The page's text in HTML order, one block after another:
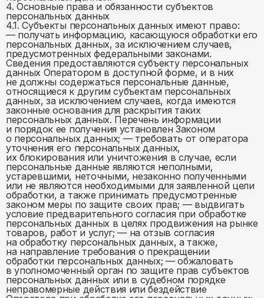
4. Основные права и обязанности субъектов
персональных данных
4.1. Субъекты персональных данных имеют право:
— получать информацию, касающуюся обработки его
персональных данных, за исключением случаев,
предусмотренных федеральными законами.
Сведения предоставляются субъекту персональных
данных Оператором в доступной форме, и в них
не должны содержаться персональные данные,
относящиеся к другим субъектам персональных
данных, за исключением случаев, когда имеются
законные основания для раскрытия таких
персональных данных. Перечень информации
и порядок ее получения установлен Законом
о персональных данных; — требовать от оператора
уточнения его персональных данных,
их блокирования или уничтожения в случае, если
персональные данные являются неполными,
устаревшими, неточными, незаконно полученными
или не являются необходимыми для заявленной цели
обработки, а также принимать предусмотренные
законом меры по защите своих прав; — выдвигать
условие предварительного согласия при обработке
персональных данных в целях продвижения на рынке
товаров, работ и услуг; — на отзыв согласия
на обработку персональных данных, а также,
на направление требования о прекращении
обработки персональных данных; — обжаловать
в уполномоченный орган по защите прав субъектов
персональных данных или в судебном порядке
неправомерные действия или бездействие